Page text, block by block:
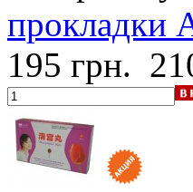
прокладки
195 грн.